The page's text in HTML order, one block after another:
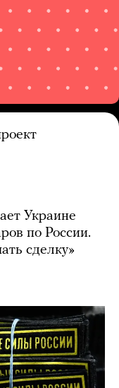
Украине
по России.
сделку»